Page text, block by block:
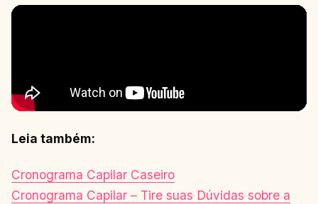
Leia também:
Cronograma Capilar Caseiro
Cronograma Capilar – Tire suas Dúvidas sobre a